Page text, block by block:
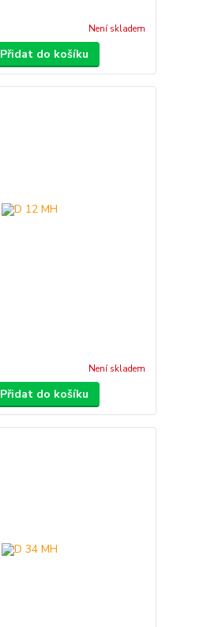
Není skladem
Přidat do košíku
Není skladem
Přidat do košíku